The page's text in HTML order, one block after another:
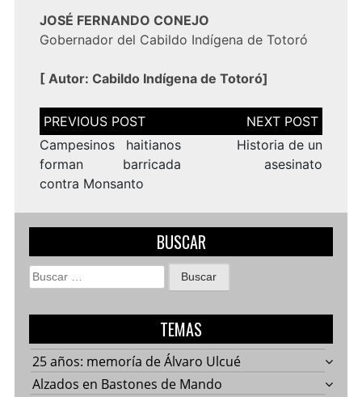
JOSÉ FERNANDO CONEJO
Gobernador del Cabildo Indígena de Totoró
[ Autor: Cabildo Indígena de Totoró]
Navegación
de
entradas
Campesinos haitianos
forman barricada
contra Monsanto
Historia de un
asesinato
BUSCAR
Buscar:
TEMAS
25 años: memoría de Álvaro Ulcué
Alzados en Bastones de Mando